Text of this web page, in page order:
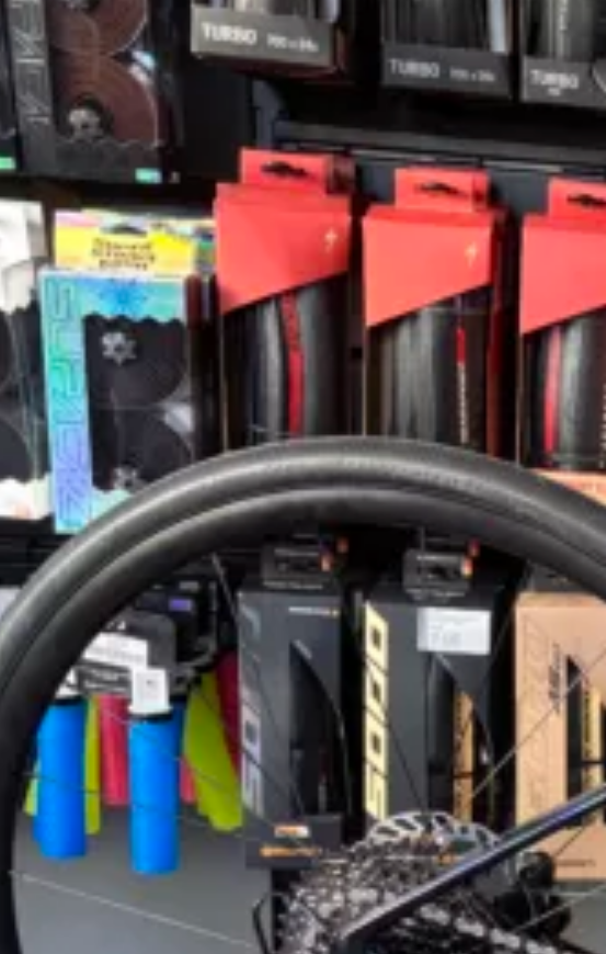
Liv
2350€
Bonjour,
Nous vous
Transmission
Cadre carbone
Roues giant sr2
Tester ce vélo